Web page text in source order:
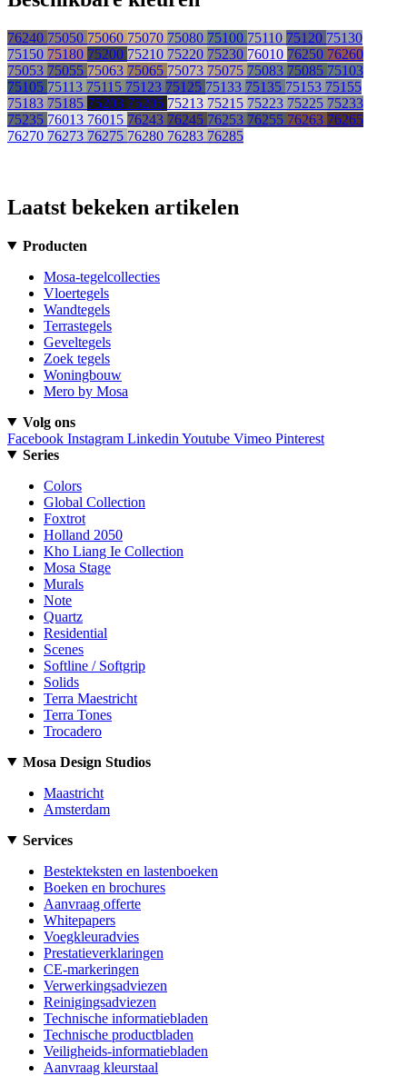
76240 75050 75060 75070 75080 75100 75110 75120 75130
75150 75180 75200 75210 75220 75230 76010 76250 76260
75053 75055 75063 75065 75073 75075 75083 75085 75103
75105 75113 75115 75123 75125 75133 75135 75153 75155
75183 75185 75203 75205 75213 75215 75223 75225 75233
75235 76013 76015 76243 76245 76253 76255 76263 76265
76270 76273 76275 76280 76283 76285
Laatst bekeken artikelen
Producten
Mosa-tegelcollecties
Vloertegels
Wandtegels
Terrastegels
Geveltegels
Zoek tegels
Woningbouw
Mero by Mosa
Volg ons
Facebook Instagram Linkedin Youtube Vimeo Pinterest
Series
Colors
Global Collection
Foxtrot
Holland 2050
Kho Liang Ie Collection
Mosa Stage
Murals
Note
Quartz
Residential
Scenes
Softline / Softgrip
Solids
Terra Maestricht
Terra Tones
Trocadero
Mosa Design Studios
Maastricht
Amsterdam
Services
Bestekteksten en lastenboeken
Boeken en brochures
Aanvraag offerte
Whitepapers
Voegkleuradvies
Prestatieverklaringen
CE-markeringen
Verwerkingsadviezen
Reinigingsadviezen
Technische informatiebladen
Technische productbladen
Veiligheids-informatiebladen
Aanvraag kleurstaal